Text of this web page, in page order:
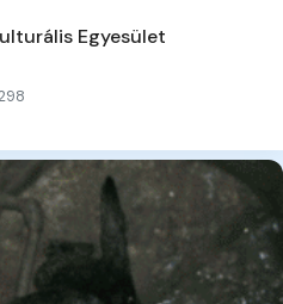
Egyesület